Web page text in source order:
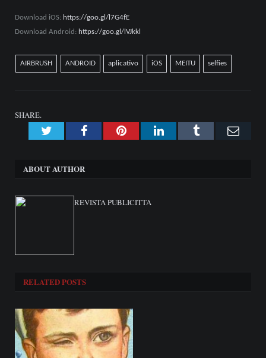
Download iOS: https://goo.gl/l7G4fE
Download Android: https://goo.gl/lVJkkl
AIRBRUSH ANDROID aplicativo iOS MEITU selfies
SHARE.
TwitterFacebookPinterestLinkedInTumblr
ABOUT AUTHOR
REVISTA PUBLICITTA
RELATEDPOSTS